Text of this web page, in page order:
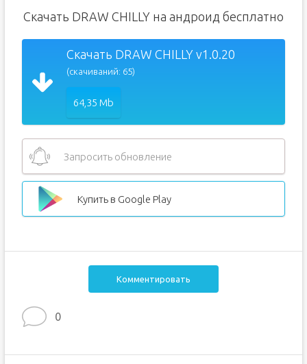
Скачать DRAW CHILLY на андроид бесплатно
Скачать DRAW CHILLY v1.0.20
(скачиваний: 65)
64,35 Mb
Запросить обновление
Купить в Google Play
Комментировать
0